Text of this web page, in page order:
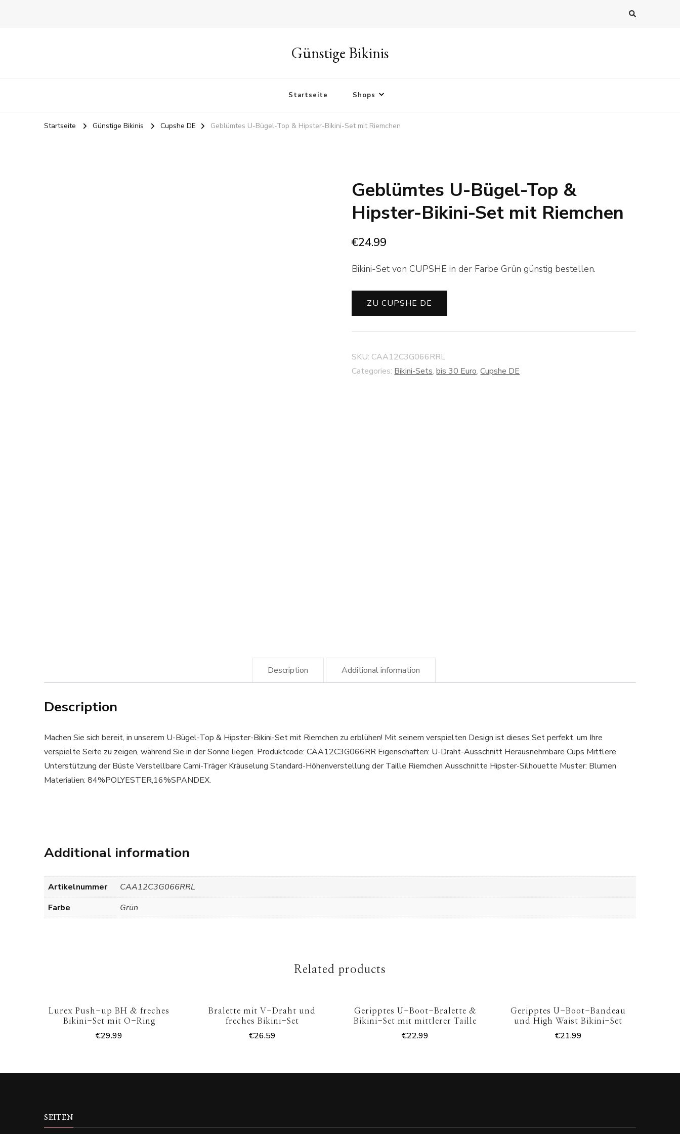
Günstige Bikinis
Startseite Shops
Startseite Günstige Bikinis Cupshe DE Geblümtes U-Bügel-Top & Hipster-Bikini-Set mit Riemchen
Geblümtes U-Bügel-Top &
Hipster-Bikini-Set mit Riemchen
€24.99
Bikini-Set von CUPSHE in der Farbe Grün günstig bestellen.
ZU CUPSHE DE
SKU: CAA12C3G066RRL
Categories: Bikini-Sets,bis 30 Euro,Cupshe DE
Description Additional information
Description
Machen Sie sich bereit, in unserem U-Bügel-Top & Hipster-Bikini-Set mit Riemchen zu erblühen! Mit seinem verspielten Design ist dieses Set perfekt, um Ihre
verspielte Seite zu zeigen, während Sie in der Sonne liegen. Produktcode: CAA12C3G066RR Eigenschaften: U-Draht-Ausschnitt Herausnehmbare Cups Mittlere
Unterstützung der Büste Verstellbare Cami-Träger Kräuselung Standard-Höhenverstellung der Taille Riemchen Ausschnitte Hipster-Silhouette Muster: Blumen
Materialien: 84%POLYESTER,16%SPANDEX.
Additional information
Artikelnummer
CAA12C3G066RRL
Farbe
Grün
Related products
Lurex Push-up BH & freches
Bikini-Set mit O-Ring
€29.99
Bralette mit V-Draht und
freches Bikini-Set
€26.59
Geripptes U-Boot-Bralette &
Bikini-Set mit mittlerer Taille
€22.99
Geripptes U-Boot-Bandeau
und High Waist Bikini-Set
€21.99
SEITEN